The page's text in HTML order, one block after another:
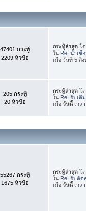
47401 กระทู้
2209 หัวข้อ
กระทู้ล่าสุด โ
ใน Re: น้ำเชื่
เมื่อ วันที่ 5 สิ
205 กระทู้
20 หัวข้อ
กระทู้ล่าสุด โ
ใน Re: รับเติ
เมื่อวันนี้เวล
55267 กระทู้
1675 หัวข้อ
กระทู้ล่าสุด โ
ใน Re: รับตัด
เมื่อวันนี้เวล